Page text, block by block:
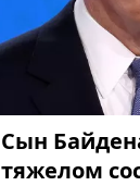
Сын
тяжелом